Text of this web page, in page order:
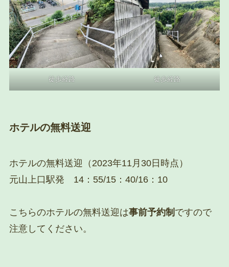
徒歩経路 徒歩経路
ホテルの無料送迎
ホテルの無料送迎（2023年11月30日時点）
元山上口駅発 14：55/15：40/16：10
こちらのホテルの無料送迎は事前予約制 ですので
注意してください。